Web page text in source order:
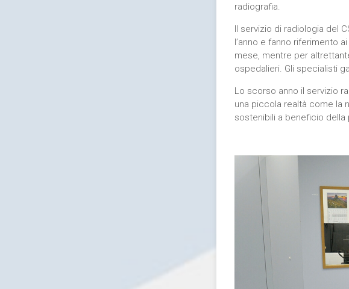
radiografia.
Il servizio di radiologia del
l’anno e fanno riferimento
mese, mentre per
ospedalieri. Gli specialisti
Lo scorso anno il servizio
una piccola realtà come la
sostenibili a beneficio della